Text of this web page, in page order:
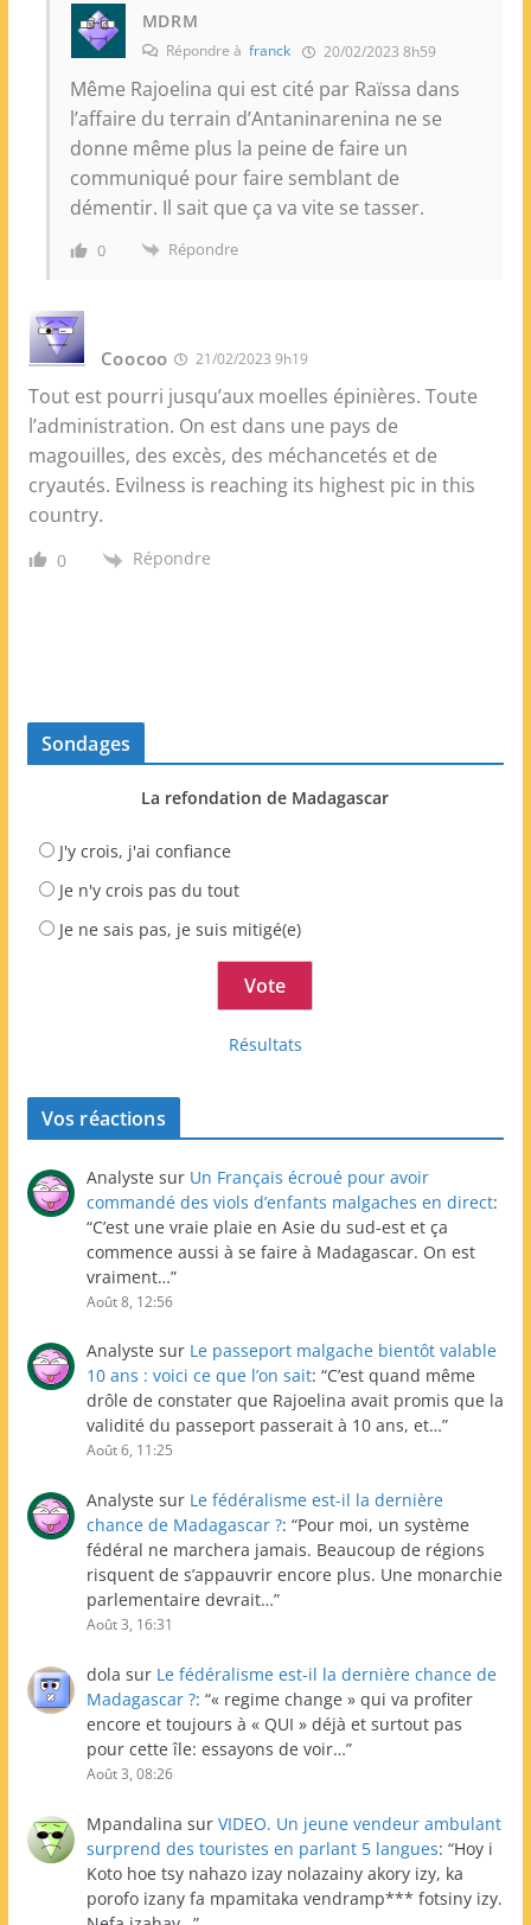
MDRM
Répondre à franck 20/02/2023 8h59
Même Rajoelina qui est cité par Raïssa dans
l’affaire du terrain d’Antaninarenina ne se
donne même plus la peine de faire un
communiqué pour faire semblant de
démentir. Il sait que ça va vite se tasser.
0 Répondre
Coocoo 21/02/2023 9h19
Tout est pourri jusqu’aux moelles épinières. Toute
l’administration. On est dans une pays de
magouilles, des excès, des méchancetés et de
cryautés. Evilness is reaching its highest pic in this
country.
0 Répondre
Sondages
La refondation de Madagascar
J'y crois, j'ai confiance
Je n'y crois pas du tout
Je ne sais pas, je suis mitigé(e)
Résultats
Vos réactions
Analyste sur Un Français écroué pour avoir
commandé des viols d’enfants malgaches en direct:
“C’est une vraie plaie en Asie du sud-est et ça
commence aussi à se faire à Madagascar. On est
vraiment…”
Août 8, 12:56
Analyste sur Le passeport malgache bientôt valable
10 ans : voici ce que l’on sait: “C’est quand même
drôle de constater que Rajoelina avait promis que la
validité du passeport passerait à 10 ans, et…”
Août 6, 11:25
Analyste sur Le fédéralisme est-il la dernière
chance de Madagascar ?: “Pour moi, un système
fédéral ne marchera jamais. Beaucoup de régions
risquent de s’appauvrir encore plus. Une monarchie
parlementaire devrait…”
Août 3, 16:31
dola sur Le fédéralisme est-il la dernière chance de
Madagascar ?: “« regime change » qui va profiter
encore et toujours à « QUI » déjà et surtout pas
pour cette île: essayons de voir…”
Août 3, 08:26
Mpandalina sur VIDEO. Un jeune vendeur ambulant
surprend des touristes en parlant 5 langues: “Hoy i
Koto hoe tsy nahazo izay nolazainy akory izy, ka
porofo izany fa mpamitaka vendramp*** fotsiny izy.